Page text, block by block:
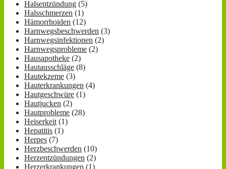
Halsentzündung (5)
Halsschmerzen (1)
Hämorrhoiden (12)
Harnwegsbeschwerden (3)
Harnwegsinfektionen (2)
Harnwegsprobleme (2)
Hausapotheke (2)
Hautausschläge (8)
Hautekzeme (3)
Hauterkrankungen (4)
Hautgeschwüre (1)
Hautjucken (2)
Hautprobleme (28)
Heiserkeit(1)
Hepatitis (1)
Herpes (7)
Herzbeschwerden (10)
Herzentzündungen (2)
Herzerkrankungen (1)